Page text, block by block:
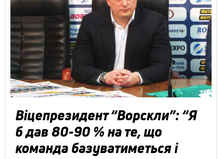
Віцепрезидент “Ворскли”: “Я
б дав 80-90 % на те, що
команда базуватиметься і